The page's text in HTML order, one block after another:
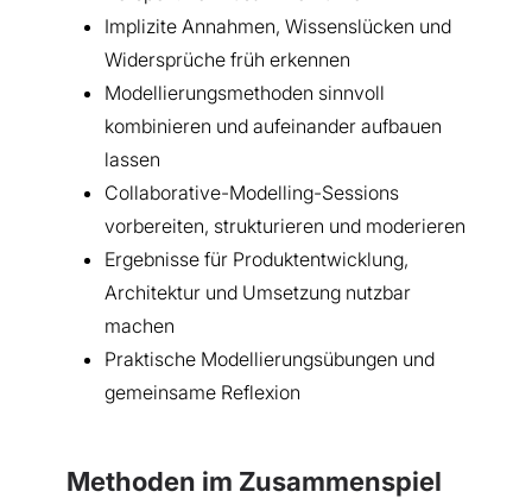
Implizite Annahmen, Wissenslücken und
Widersprüche früh erkennen
Modellierungsmethoden sinnvoll
kombinieren und aufeinander aufbauen
lassen
Collaborative-Modelling-Sessions
vorbereiten, strukturieren und moderieren
Ergebnisse für Produktentwicklung,
Architektur und Umsetzung nutzbar
machen
Praktische Modellierungsübungen und
gemeinsame Reflexion
Methoden im Zusammenspiel